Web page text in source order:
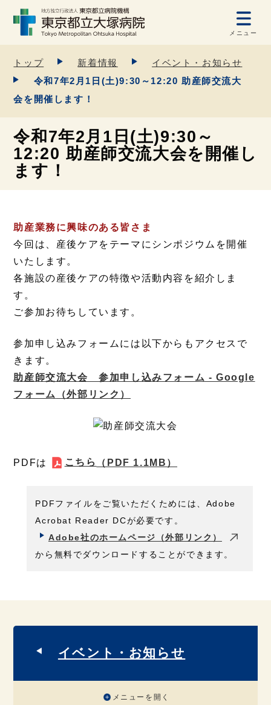
メニュー
トップ 新着情報
イベント・お知らせ
令和7年2月1日(土)9:30～12:20 助産師交流大
会を開催します！
令和7年2月1日(土)9:30～
12:20 助産師交流大会を開催し
ます！
助産業務に興味のある皆さま
今回は、産後ケアをテーマにシンポジウムを開催
いたします。
各施設の産後ケアの特徴や活動内容を紹介しま
す。
ご参加お待ちしています。
参加申し込みフォームには以下からもアクセスで
きます。
助産師交流大会 参加申し込みフォーム - Google
フォーム
（外部リンク）
PDFは こちら （PDF 1.1MB）
PDFファイルをご覧いただくためには、Adobe
Acrobat Reader DCが必要です。
Adobe社のホームページ（外部リンク）
から無料でダウンロードすることができます。
イベント・お知らせ
メニューを開く